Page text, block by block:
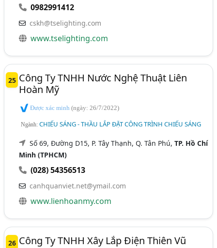
0982991412
cskh@tselighting.com
www.tselighting.com
25 Công Ty TNHH Nước Nghệ Thuật Liên
Hoàn Mỹ
Được xác minh(ngày: 26/7/2022)
Ngành:CHIẾU SÁNG - THẦU LẮP ĐẶT CÔNG TRÌNH CHIẾU SÁNG
Số 69, Đường D15, P. Tây Thạnh, Q. Tân Phú,TP. Hồ Chí
Minh (TPHCM)
(028) 54356513
canhquanviet.net@ymail.com
www.lienhoanmy.com
26 Công Ty TNHH Xây Lắp Điện Thiên Vũ